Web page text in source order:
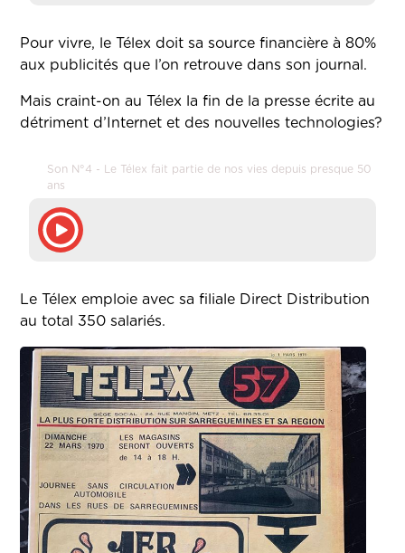
Pour vivre, le Télex doit sa source financière à 80%
aux publicités que l’on retrouve dans son journal.
Mais craint-on au Télex la fin de la presse écrite au
détriment d’Internet et des nouvelles technologies?
Son N°4 - Le Télex fait partie de nos vies depuis presque 50
ans
Le Télex emploie avec sa filiale Direct Distribution
au total 350 salariés.